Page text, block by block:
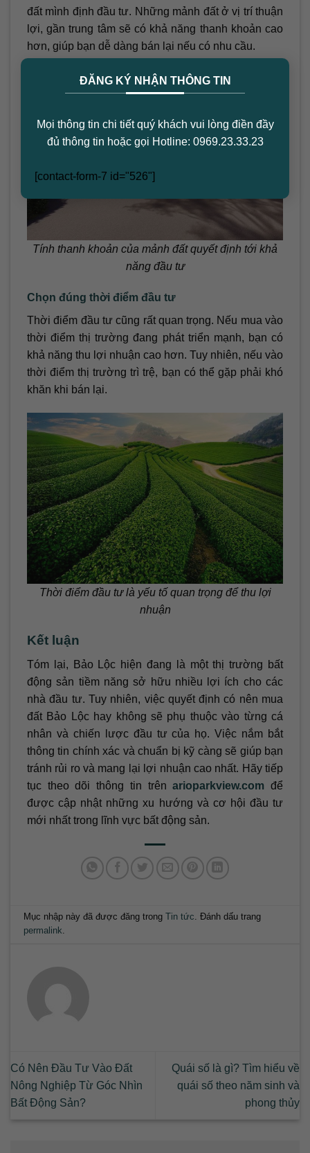
ĐĂNG KÝ NHẬN THÔNG TIN
Mọi thông tin chi tiết quý khách vui lòng điền đầy
đủ thông tin hoặc gọi Hotline: 0969.23.33.23
[contact-form-7 id="526"]
đất mình định đầu tư. Những mảnh đất ở vị trí thuận
lợi, gần trung tâm sẽ có khả năng thanh khoản cao
hơn, giúp bạn dễ dàng bán lại nếu có nhu cầu.
Tính thanh khoản của mảnh đất quyết định tới khả
năng đầu tư
Chọn đúng thời điểm đầu tư
Thời điểm đầu tư cũng rất quan trọng. Nếu mua vào
thời điểm thị trường đang phát triển mạnh, bạn có
khả năng thu lợi nhuận cao hơn. Tuy nhiên, nếu vào
thời điểm thị trường trì trệ, bạn có thể gặp phải khó
khăn khi bán lại.
Thời điểm đầu tư là yếu tố quan trọng để thu lợi
nhuận
Kết luận
Tóm lại, Bảo Lộc hiện đang là một thị trường bất
động sản tiềm năng sở hữu nhiều lợi ích cho các
nhà đầu tư. Tuy nhiên, việc quyết định có nên mua
đất Bảo Lộc hay không sẽ phụ thuộc vào từng cá
nhân và chiến lược đầu tư của họ. Việc nắm bắt
thông tin chính xác và chuẩn bị kỹ càng sẽ giúp bạn
tránh rủi ro và mang lại lợi nhuận cao nhất. Hãy tiếp
tục theo dõi thông tin trênarioparkview.com để
được cập nhật những xu hướng và cơ hội đầu tư
mới nhất trong lĩnh vực bất động sản.
Mục nhập này đã được đăng trongTin tức. Đánh dấu trang
permalink.
Có Nên Đầu Tư Vào Đất
Nông Nghiệp Từ Góc Nhìn
Bất Động Sản?
Quái số là gì? Tìm hiểu về
quái số theo năm sinh và
phong thủy